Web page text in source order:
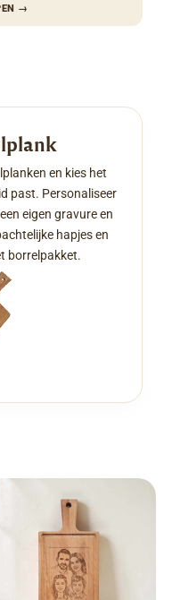
→
en kies het
past. Personaliseer
eigen gravure en
hapjes en
borrelpakket.